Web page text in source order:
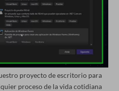
proyecto de escritorio para
proceso de la vida cotidiana